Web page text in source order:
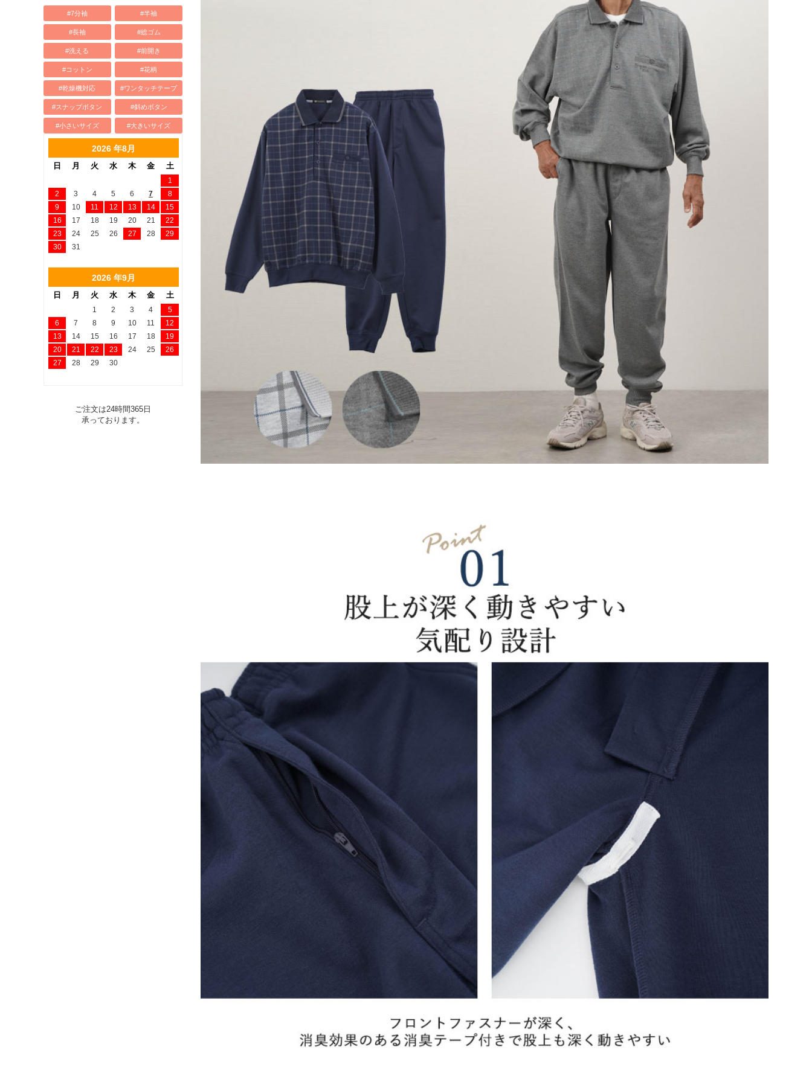
#7分袖 #半袖
#長袖 #総ゴム
#洗える #前開き
#コットン #花柄
#乾燥機対応 #ワンタッチテープ
#スナップボタン #斜めボタン
#小さいサイズ #大きいサイズ
2026 年8月
日 月 火 水 木 金 土
1
2
3 4 5 6 7
8
9
10 11 12 13 14
15
16
17 18 19 20 21
22
23
24 25 26 27 28
29
30
31
2026 年9月
日 月 火 水 木 金 土
1 2 3 4
5
6
7 8 9 10 11
12
13
14 15 16 17 18
19
20
21 22 23 24 25
26
27
28 29 30
ご注文は24時間365日
承っております。